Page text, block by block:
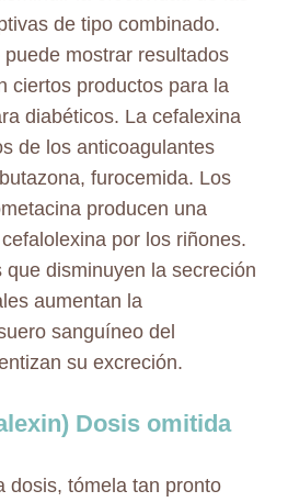
de tipo combinado.
mostrar resultados
ciertos productos para la
diabéticos. La cefalexina
de los anticoagulantes
furocemida. Los
producen una
por los riñones.
que disminuyen la secreción
aumentan la
sanguíneo del
su excreción.
Dosis omitida
dosis, tómela tan pronto